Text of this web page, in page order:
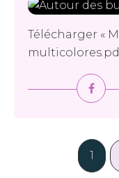
Télécharger «
1